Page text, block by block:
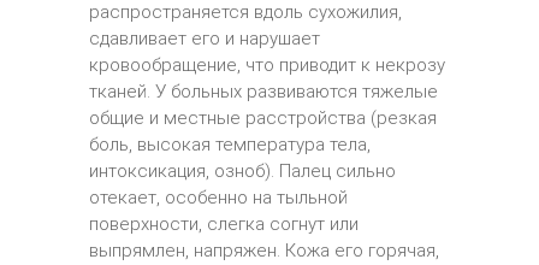
распространяется вдоль сухожилия,
сдавливает его и нарушает
кровообращение, что приводит к некрозу
тканей. У больных развиваются тяжелые
общие и местные расстройства (резкая
боль, высокая температура тела,
интоксикация, озноб). Палец сильно
отекает, особенно на тыльной
поверхности, слегка согнут или
выпрямлен, напряжен. Кожа его горячая,